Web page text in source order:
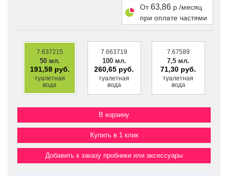
От63,86 р./месяц
при оплате частями
7.637215
50 мл.
191,58 руб.
туалетная
вода
7.663719
100 мл.
260,65 руб.
туалетная
вода
7.67589
7,5 мл.
71,30 руб.
туалетная
вода
Купить в 1 клик
Добавить к заказу пробники или аксессуары